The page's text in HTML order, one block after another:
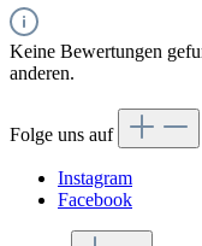
Keine Bewertungen
anderen.
Folge uns auf
Instagram
Facebook